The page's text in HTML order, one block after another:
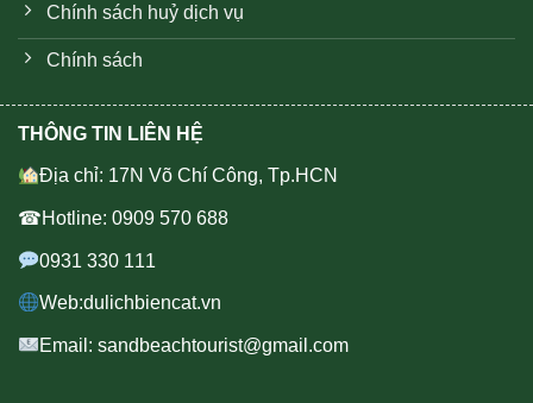
Chính sách huỷ dịch vụ
Chính sách
THÔNG TIN LIÊN HỆ
Địa chỉ: 17N Võ Chí Công, Tp.HCN
☎Hotline: 0909 570 688
0931 330 111
Web:dulichbiencat.vn
Email: sandbeachtourist@gmail.com